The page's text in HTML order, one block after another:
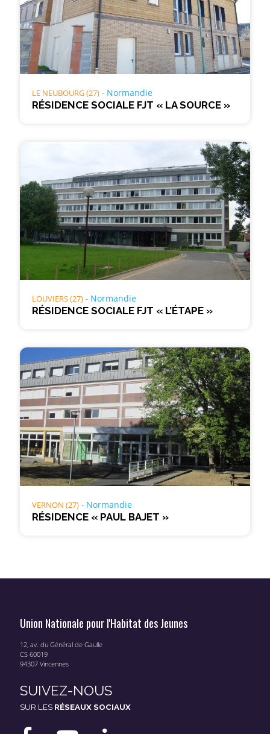
LE NEUBOURG (27) Normandie
RÉSIDENCE SOCIALE FJT « LA SOURCE »
LOUVIERS (27) Normandie
RÉSIDENCE SOCIALE FJT « L’ÉTAPE »
VERNON (27) Normandie
RÉSIDENCE « PAUL BAJET »
Union Nationale pour l'Habitat des Jeunes
12, av. du Général de Gaulle
CS 60019
94307 Vincennes
SUIVEZ-NOUS
SUR LES RÉSEAUX SOCIAUX